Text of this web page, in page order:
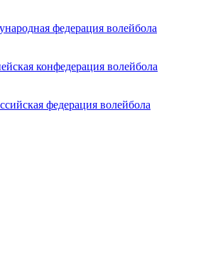
федерация волейбола
конфедерация волейбола
федерация волейбола